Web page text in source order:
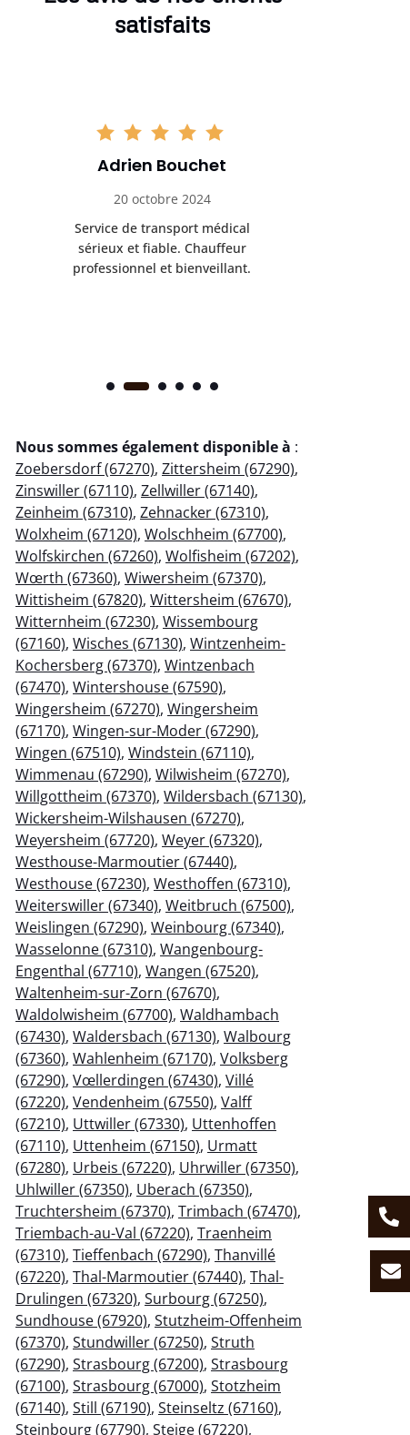
satisfaits
Adrien Bouchet
20 octobre 2024
Service de transport médical
sérieux et fiable. Chauffeur
professionnel et bienveillant.
Nous sommes également disponible à :
Zoebersdorf (67270), Zittersheim (67290),
Zinswiller (67110), Zellwiller (67140),
Zeinheim (67310), Zehnacker (67310),
Wolxheim (67120), Wolschheim (67700),
Wolfskirchen (67260), Wolfisheim (67202),
Wœrth (67360), Wiwersheim (67370),
Wittisheim (67820), Wittersheim (67670),
Witternheim (67230), Wissembourg
(67160), Wisches (67130), Wintzenheim-
Kochersberg (67370), Wintzenbach
(67470), Wintershouse (67590),
Wingersheim (67270), Wingersheim
(67170), Wingen-sur-Moder (67290),
Wingen (67510), Windstein (67110),
Wimmenau (67290), Wilwisheim (67270),
Willgottheim (67370), Wildersbach (67130),
Wickersheim-Wilshausen (67270),
Weyersheim (67720), Weyer (67320),
Westhouse-Marmoutier (67440),
Westhouse (67230), Westhoffen (67310),
Weiterswiller (67340), Weitbruch (67500),
Weislingen (67290), Weinbourg (67340),
Wasselonne (67310), Wangenbourg-
Engenthal (67710), Wangen (67520),
Waltenheim-sur-Zorn (67670),
Waldolwisheim (67700), Waldhambach
(67430), Waldersbach (67130), Walbourg
(67360), Wahlenheim (67170), Volksberg
(67290), Vœllerdingen (67430), Villé
(67220), Vendenheim (67550), Valff
(67210), Uttwiller (67330), Uttenhoffen
(67110), Uttenheim (67150), Urmatt
(67280), Urbeis (67220), Uhrwiller (67350),
Uhlwiller (67350), Uberach (67350),
Truchtersheim (67370), Trimbach (67470),
Triembach-au-Val (67220), Traenheim
(67310), Tieffenbach (67290), Thanvillé
(67220), Thal-Marmoutier (67440), Thal-
Drulingen (67320), Surbourg (67250),
Sundhouse (67920), Stutzheim-Offenheim
(67370), Stundwiller (67250), Struth
(67290), Strasbourg (67200), Strasbourg
(67100), Strasbourg (67000), Stotzheim
(67140), Still (67190), Steinseltz (67160),
Steinbourg (67790), Steige (67220),